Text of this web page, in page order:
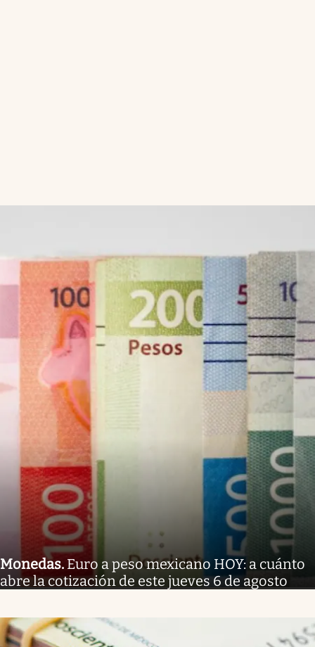
Monedas. Euro a peso mexicano HOY: a cuánto
abre la cotización de este jueves 6 de agosto